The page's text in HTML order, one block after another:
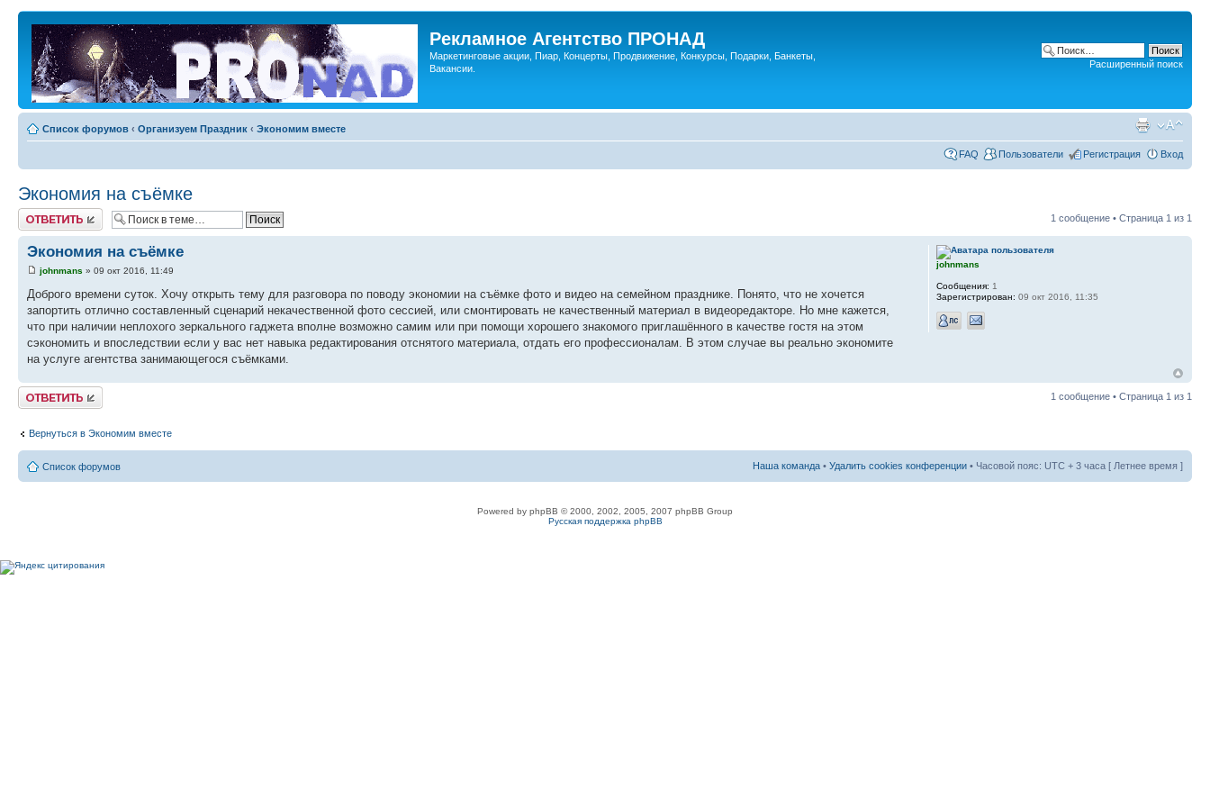
Рекламное Агентство ПРОНАД
Маркетинговые акции, Пиар, Концерты, Продвижение, Конкурсы, Подарки, Банкеты,
Вакансии.
Расширенный поиск
Список форумов ‹ Организуем Праздник ‹ Экономим вместе
FAQ Пользователи Регистрация Вход
Экономия на съёмке
Ответить 1 сообщение • Страница 1 из 1
Экономия на съёмке
johnmans » 09 окт 2016, 11:49
Доброго времени суток. Хочу открыть тему для разговора по поводу экономии на съёмке фото и видео на семейном празднике. Понято, что не хочется
запортить отлично составленный сценарий некачественной фото сессией, или смонтировать не качественный материал в видеоредакторе. Но мне кажется,
что при наличии неплохого зеркального гаджета вполне возможно самим или при помощи хорошего знакомого приглашённого в качестве гостя на этом
сэкономить и впоследствии если у вас нет навыка редактирования отснятого материала, отдать его профессионалам. В этом случае вы реально экономите
на услуге агентства занимающегося съёмками.
johnmans
Сообщения: 1
Зарегистрирован: 09 окт 2016, 11:35
Ответить 1 сообщение • Страница 1 из 1
Вернуться в Экономим вместе
Список форумов Наша команда • Удалить cookies конференции • Часовой пояс: UTC + 3 часа [ Летнее время ]
Powered by phpBB © 2000, 2002, 2005, 2007 phpBB Group
Русская поддержка phpBB